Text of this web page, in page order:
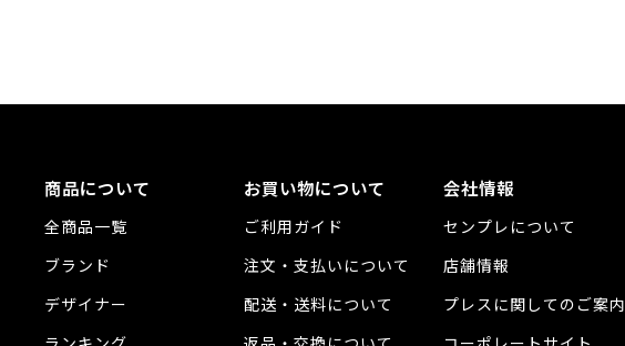
商品について
全商品一覧
ブランド
デザイナー
お買い物について
ご利用ガイド
注文・支払いについて
配送・送料について
会社情報
センプレについて
店舗情報
プレスに関してのご案内